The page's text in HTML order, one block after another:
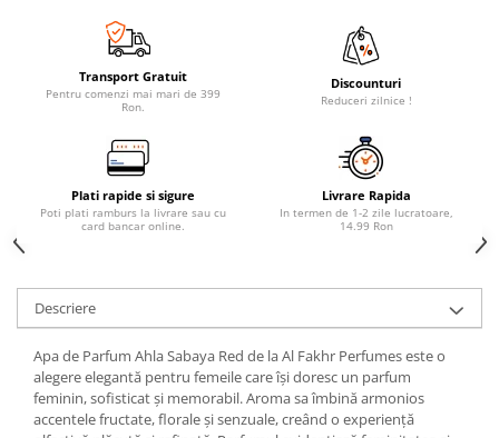
Transport Gratuit
Pentru comenzi mai mari de 399
Ron.
Discounturi
Reduceri zilnice !
Plati rapide si sigure
Poti plati ramburs la livrare sau cu
card bancar online.
Livrare Rapida
In termen de 1-2 zile lucratoare,
14.99 Ron
Descriere
Apa de Parfum Ahla Sabaya Red de la Al Fakhr Perfumes este o
alegere elegantă pentru femeile care își doresc un parfum
feminin, sofisticat și memorabil. Aroma sa îmbină armonios
accentele fructate, florale și senzuale, creând o experiență